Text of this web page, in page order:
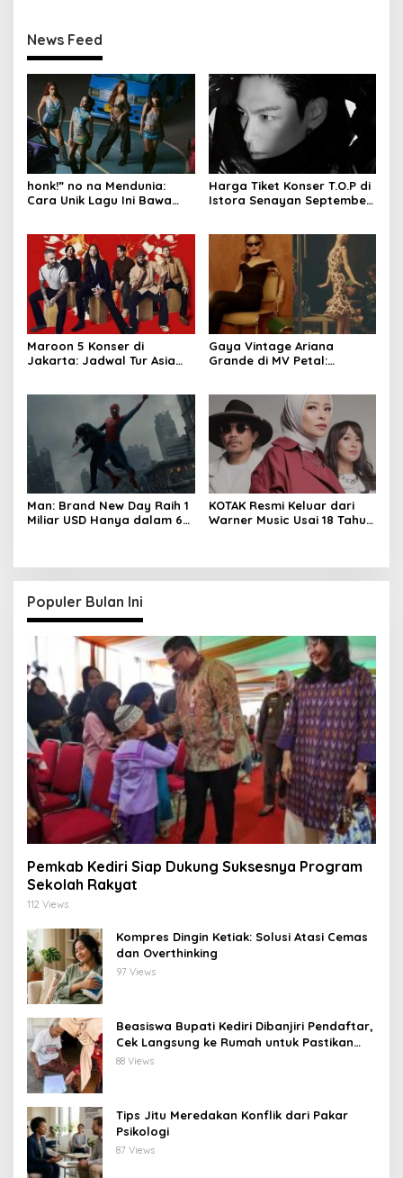
News Feed
honk!” no na Mendunia:
Cara Unik Lagu Ini Bawa
Harga Tiket Konser T.O.P di
Istora Senayan September
Maroon 5 Konser di
Jakarta: Jadwal Tur Asia
Gaya Vintage Ariana
Grande di MV Petal:
Man: Brand New Day Raih 1
Miliar USD Hanya dalam 6
KOTAK Resmi Keluar dari
Warner Music Usai 18 Tahun
Populer Bulan Ini
Pemkab Kediri Siap Dukung Suksesnya Program
Sekolah Rakyat
112 Views
Kompres Dingin Ketiak: Solusi Atasi Cemas
dan Overthinking
97 Views
Beasiswa Bupati Kediri Dibanjiri Pendaftar,
Cek Langsung ke Rumah untuk Pastikan
Tepat Sasaran
88 Views
Tips Jitu Meredakan Konflik dari Pakar
Psikologi
87 Views